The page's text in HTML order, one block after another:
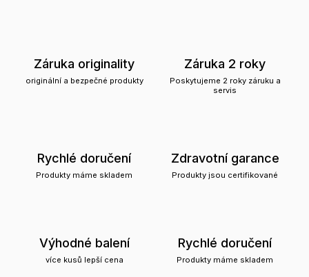
Záruka originality
originální a bezpečné produkty
Záruka 2 roky
Poskytujeme 2 roky záruku a
servis
Rychlé doručení
Produkty máme skladem
Zdravotní garance
Produkty jsou certifikované
Výhodné balení
více kusů lepší cena
Rychlé doručení
Produkty máme skladem